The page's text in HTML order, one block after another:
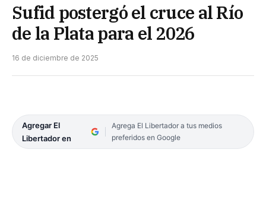
Sufid postergó el cruce al Río
de la Plata para el 2026
16 de diciembre de 2025
Agregar El
Libertador en
Agrega El Libertador a tus medios
preferidos en Google